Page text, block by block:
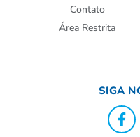
Contato
Área Restrita
SIGA